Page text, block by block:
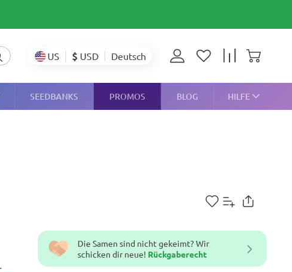
US $ USD Deutsch
SEEDBANKS PROMOS BLOG HILFE
Die Samen sind nicht gekeimt? Wir
schicken dir neue! Rückgaberecht